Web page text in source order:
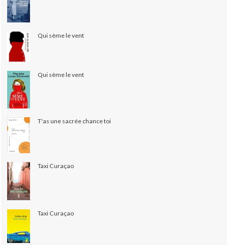
Qui sème le vent
Qui sème le vent
T'as une sacrée chance toi
Taxi Curaçao
Taxi Curaçao